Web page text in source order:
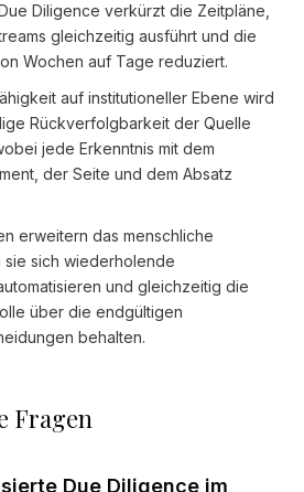
Diligence verkürzt die Zeitpläne,
gleichzeitig ausführt und die
Wochen auf Tage reduziert.
auf institutioneller Ebene wird
Rückverfolgbarkeit der Quelle
jede Erkenntnis mit dem
der Seite und dem Absatz
erweitern das menschliche
sie sich wiederholende
und gleichzeitig die
über die endgültigen
behalten.
Fragen
Due Diligence im